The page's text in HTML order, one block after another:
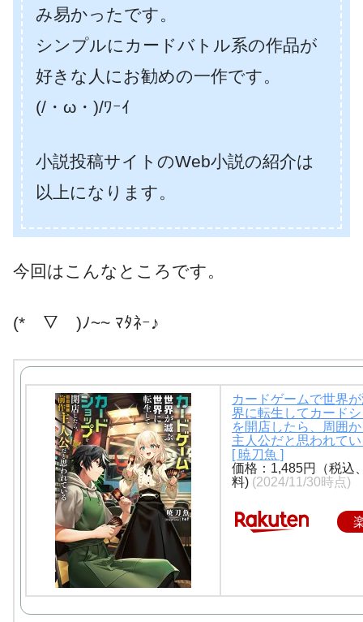
み易かったです。
シンプルにカードバトル系の作品が
好きな人にお勧めの一作です。
(/・ω・)/ﾜｰｲ
小説投稿サイトのWeb小説の紹介は
以上になります。
今回はこんなところです。
(*￣▽￣)ﾉ~~ ﾏﾀﾈｰ♪
カードゲームで世界
界に転生してカード
を開店したら、周囲
主人公だと思われて
[ 暁刀魚 ]
価格：1,485円（税込
料) (2024/11/30時点)